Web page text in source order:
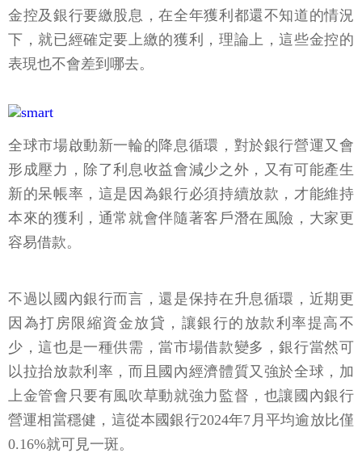
金控及銀行要繳股息，在全年獲利都還不知道的情況
下，就已經確定要上繳的獲利，理論上，這些金控的
表現也不會差到哪去。
全球市場啟動新一輪的降息循環，對於銀行營運又會
形成壓力，除了利息收益會減少之外，又有可能產生
新的呆帳率，這是因為銀行必須持續放款，才能維持
本來的獲利，通常就會伴隨著客戶潛在風險，大家更
容易借款。
不過以國內銀行而言，還是保持在升息循環，近期更
因為打房限縮資金放貸，讓銀行的放款利率提高不
少，這也是一種供需，當市場借款變多，銀行當然可
以拉抬放款利率，而且國內經濟體質又強於全球，加
上金管會只要有風吹草動就強力監督，也讓國內銀行
營運相當穩健，這從本國銀行2024年7月平均逾放比僅
0.16%就可見一斑。